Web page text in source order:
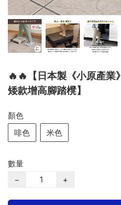
🔥🔥【日本製《小原產業
矮款增高腳踏櫈】
顏色
啡色
米色
數量
−
+